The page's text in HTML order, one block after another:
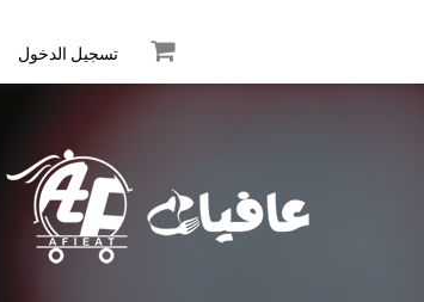
تسجيل الدخول